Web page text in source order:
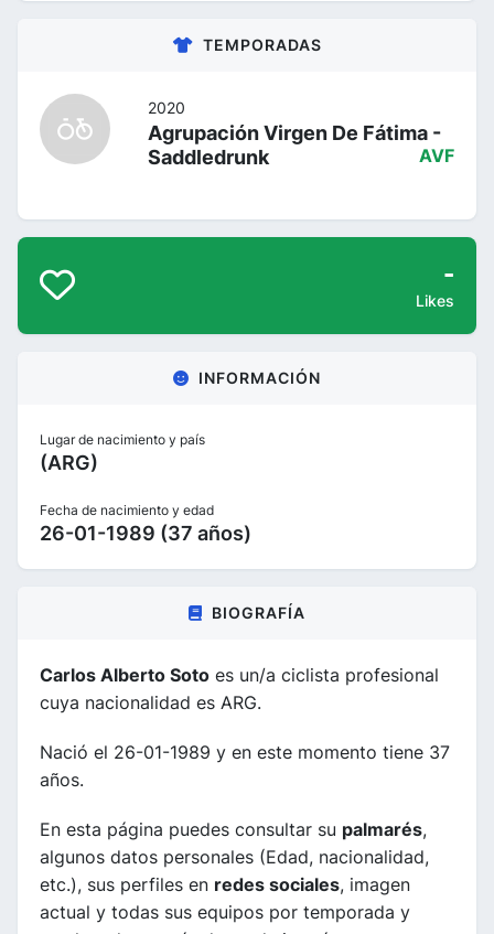
TEMPORADAS
2020
Agrupación Virgen De Fátima -
Saddledrunk
AVF
-
Likes
INFORMACIÓN
Lugar de nacimiento y país
(ARG)
Fecha de nacimiento y edad
26-01-1989 (37 años)
BIOGRAFÍA
Carlos Alberto Soto es un/a ciclista profesional
cuya nacionalidad es ARG.
Nació el 26-01-1989 y en este momento tiene 37
años.
En esta página puedes consultar su palmarés,
algunos datos personales (Edad, nacionalidad,
etc.), sus perfiles en redes sociales, imagen
actual y todas sus equipos por temporada y